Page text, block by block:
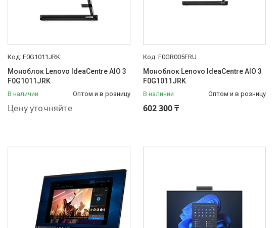
F0G1011JRK
Моноблок Lenovo IdeaCentre AIO 3
F0G1011JRK
В наличии Оптом и в розницу
Цену уточняйте
+7 (778) 848-44-33
F0GR005FRU
Моноблок Lenovo IdeaCentre AIO 3
F0G1011JRK
В наличии Оптом и в розницу
602 300 ₸